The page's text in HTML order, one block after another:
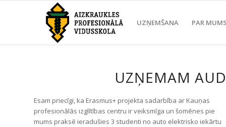
UZŅEMŠANA PAR MUMS
UZŅEMAM
Esam priecīgi, ka Erasmus+ projekta sadarbība ar Kauņas
profesionālās izglītības centru ir veiksmīga un šomēnes pie
mums praksē ieradušies 3 studenti no auto elektrisko iekārtu